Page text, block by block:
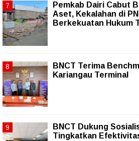
Pemkab Dairi Cabut
Aset, Kekalahan di
Berkekuatan Hukum
BNCT Terima
Kariangau Terminal
BNCT Dukung
Tingkatkan